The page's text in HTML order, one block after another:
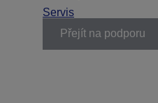
Servis
Přejít na podporu